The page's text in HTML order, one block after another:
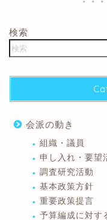
検索
会派の動き
組織・議員
申し入れ・要望
調査研究活動
基本政策方針
重要政策提言
予算編成に対す